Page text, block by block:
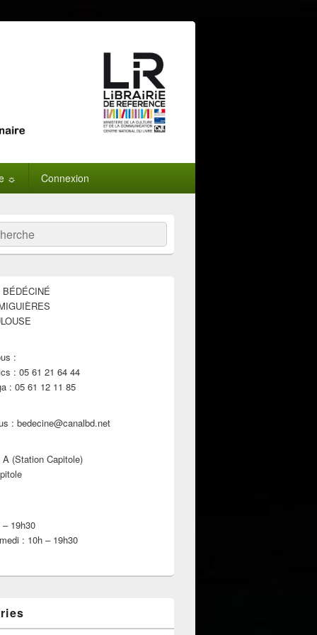
☼ Connexion
:
: 05 61 21 64 44
: 05 61 12 11 85
: bedecine@canalbd.net
A (Station Capitole)
19h30
: 10h – 19h30